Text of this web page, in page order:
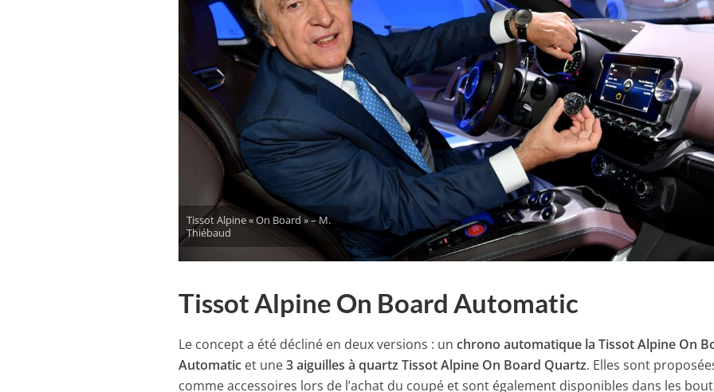
Tissot Alpine « On Board » – M.
Thiébaud
Tissot Alpine On Board Automatic
Le concept a été décliné en deux versions : unchrono automatique la Tissot Alpine On
Automatic et une3 aiguilles à quartz Tissot Alpine On Board Quartz. Elles sont
comme accessoires lors de l’achat du coupé et sont également disponibles dans les